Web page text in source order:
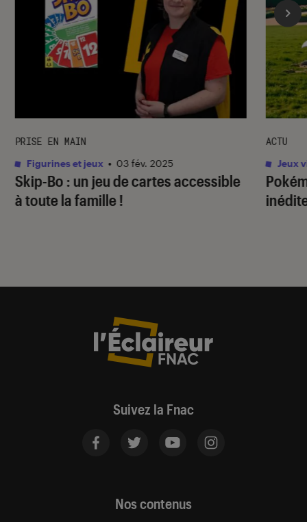
Skip-Bo : un jeu de cartes accessible
à toute la famille !
PRISE EN MAIN
Figurines et jeux • 03 fév. 2025
ACTU
Jeux
Suivez la Fnac
Nos contenus